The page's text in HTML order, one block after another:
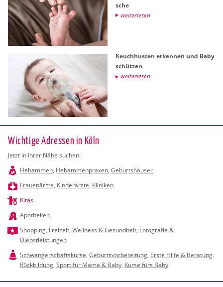
sche
wei­ter­le­sen
Keuch­hus­ten er­ken­nen und Baby
schüt­zen
wei­ter­le­sen
Wichtige Adressen in Köln
Jetzt in Ihrer Nähe suchen:
Hebammen, Hebammenpraxen, Geburtshäuser
Frauenärzte, Kinderärzte, Kliniken
Kitas
Apotheken
Shopping, Freizeit, Wellness & Gesundheit, Fotografie &
Dienstleistungen
Schwangerschaftskurse, Geburtsvorbereitung, Erste Hilfe & Beratung,
Rückbildung, Sport für Mama & Baby, Kurse fürs Baby